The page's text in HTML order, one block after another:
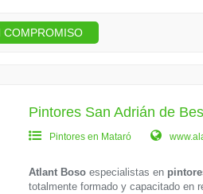
COMPROMISO
Pintores San Adrián de
Pintores en Mataró
Atlant Boso especialistas en
totalmente formado y capacitado en